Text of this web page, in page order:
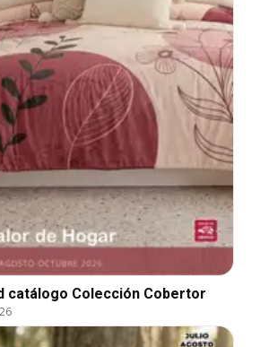
catálogo Colección Cobertor